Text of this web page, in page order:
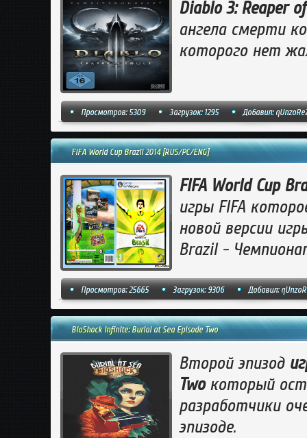
Diablo 3: Reaper
ангела смерти
которого нет
Просмотров: 5309 Загрузок: 1295 Добавил:
FIFA World Cup Brazil 2014 [RUS/PC/ENG]
FIFA World Cup
игры FIFA
новой версии
Brazil -
Просмотров: 25665 Загрузок: 9306 Добавил:
BioShock Infinite: Burial at Sea Episode Two
Второй эпизод
Twoкоторый
разработчики
эпизоде.